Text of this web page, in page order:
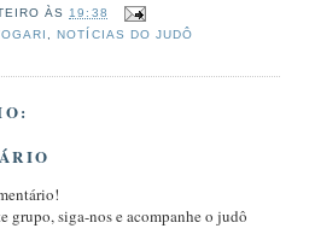
ÀS19:38
,NOTÍCIAS DO JUDÔ
grupo, siga-nos e acompanhe o judô